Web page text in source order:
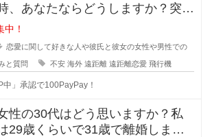
、あなたならどうしますか？突然
まって遠距離に..
！
恋愛に関して好きな人や彼氏と彼女の女性や男性での
と質問 不安 海外 遠距離 遠距離恋愛 飛行機
中」承認で100PayPay！
性の30代はどう思いますか？私
29歳くらいで31歳で離婚しまし